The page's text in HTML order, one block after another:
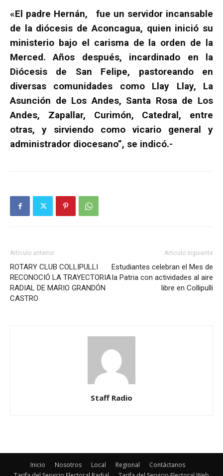
«El padre Hernán, fue un servidor incansable
de la diócesis de Aconcagua, quien inició su
ministerio bajo el carisma de la orden de la
Merced. Años después, incardinado en la
Diócesis de San Felipe, pastoreando en
diversas comunidades como Llay Llay, La
Asunción de Los Andes, Santa Rosa de Los
Andes, Zapallar, Curimón, Catedral, entre
otras, y sirviendo como vicario general y
administrador diocesano”, se indicó.-
Artículo anterior
ROTARY CLUB COLLIPULLI
RECONOCIÓ LA TRAYECTORIA
RADIAL DE MARIO GRANDÓN
CASTRO
Artículo siguiente
Estudiantes celebran el Mes de
la Patria con actividades al aire
libre en Collipulli
Staff Radio
Inicio Nosotros Local Regional
Contáctanos